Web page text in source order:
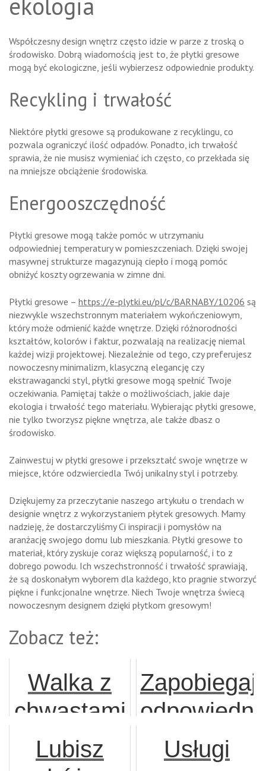
Współczesny design wnętrz często idzie w parze z troską o
środowisko. Dobrą wiadomością jest to, że płytki gresowe
mogą być ekologiczne, jeśli wybierzesz odpowiednie produkty.
Recykling i trwałość
Niektóre płytki gresowe są produkowane z recyklingu, co
pozwala ograniczyć ilość odpadów. Ponadto, ich trwałość
sprawia, że nie musisz wymieniać ich często, co przekłada się
na mniejsze obciążenie środowiska.
Energooszczędność
Płytki gresowe mogą także pomóc w utrzymaniu
odpowiedniej temperatury w pomieszczeniach. Dzięki swojej
masywnej strukturze magazynują ciepło i mogą pomóc
obniżyć koszty ogrzewania w zimne dni.
Płytki gresowe – https://e-plytki.eu/pl/c/BARNABY/10206 są
niezwykle wszechstronnym materiałem wykończeniowym,
który może odmienić każde wnętrze. Dzięki różnorodności
kształtów, kolorów i faktur, pozwalają na realizację niemal
każdej wizji projektowej. Niezależnie od tego, czy preferujesz
nowoczesny minimalizm, klasyczną elegancję czy
ekstrawagancki styl, płytki gresowe mogą spełnić Twoje
oczekiwania. Pamiętaj także o możliwościach, jakie daje
ekologia i trwałość tego materiału. Wybierając płytki gresowe,
nie tylko tworzysz piękne wnętrza, ale także dbasz o
środowisko.
Zainwestuj w płytki gresowe i przekształć swoje wnętrze w
miejsce, które odzwierciedla Twój unikalny styl i potrzeby.
Dziękujemy za przeczytanie naszego artykułu o trendach w
designie wnętrz z wykorzystaniem płytek gresowych. Mamy
nadzieję, że dostarczyliśmy Ci inspiracji i pomysłów na
aranżację swojego domu lub mieszkania. Płytki gresowe to
materiał, który zyskuje coraz większą popularność, i to z
dobrego powodu. Ich wszechstronność i trwałość sprawiają,
że są doskonałym wyborem dla każdego, kto pragnie stworzyć
piękne i funkcjonalne wnętrze. Niech Twoje wnętrza świecą
nowoczesnym designem dzięki płytkom gresowym!
Zobacz też:
Walka z
chwastami
w
Zapobiegaj
wcześnie
Lubisz
Usługi